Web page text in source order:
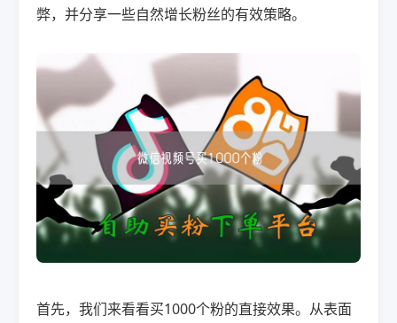
弊，并分享一些自然增长粉丝的有效策略。
首先，我们来看看买1000个粉的直接效果。从表面